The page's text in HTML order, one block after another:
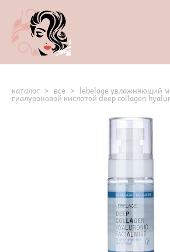
каталог > все > lebelage увлажняющий
гиалуроновой кислотой deep collagen